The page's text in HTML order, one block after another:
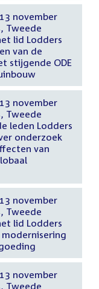
november
Tweede
lid Lodders
van de
stijgende ODE
november
Tweede
leden Lodders
onderzoek
van
november
Tweede
lid Lodders
november
Tweede